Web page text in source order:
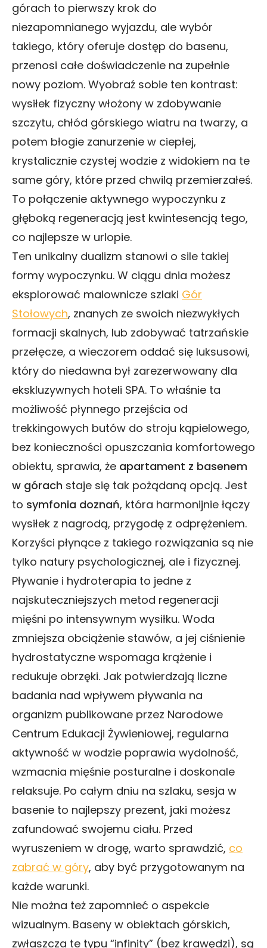
górach to pierwszy krok do
niezapomnianego wyjazdu, ale wybór
takiego, który oferuje dostęp do basenu,
przenosi całe doświadczenie na zupełnie
nowy poziom. Wyobraź sobie ten kontrast:
wysiłek fizyczny włożony w zdobywanie
szczytu, chłód górskiego wiatru na twarzy, a
potem błogie zanurzenie w ciepłej,
krystalicznie czystej wodzie z widokiem na te
same góry, które przed chwilą przemierzałeś.
To połączenie aktywnego wypoczynku z
głęboką regeneracją jest kwintesencją tego,
co najlepsze w urlopie.
Ten unikalny dualizm stanowi o sile takiej
formy wypoczynku. W ciągu dnia możesz
eksplorować malownicze szlaki Gór
Stołowych, znanych ze swoich niezwykłych
formacji skalnych, lub zdobywać tatrzańskie
przełęcze, a wieczorem oddać się luksusowi,
który do niedawna był zarezerwowany dla
ekskluzywnych hoteli SPA. To właśnie ta
możliwość płynnego przejścia od
trekkingowych butów do stroju kąpielowego,
bez konieczności opuszczania komfortowego
obiektu, sprawia, że apartament z basenem
w górach staje się tak pożądaną opcją. Jest
to symfonia doznań, która harmonijnie łączy
wysiłek z nagrodą, przygodę z odprężeniem.
Korzyści płynące z takiego rozwiązania są nie
tylko natury psychologicznej, ale i fizycznej.
Pływanie i hydroterapia to jedne z
najskuteczniejszych metod regeneracji
mięśni po intensywnym wysiłku. Woda
zmniejsza obciążenie stawów, a jej ciśnienie
hydrostatyczne wspomaga krążenie i
redukuje obrzęki. Jak potwierdzają liczne
badania nad wpływem pływania na
organizm publikowane przez Narodowe
Centrum Edukacji Żywieniowej, regularna
aktywność w wodzie poprawia wydolność,
wzmacnia mięśnie posturalne i doskonale
relaksuje. Po całym dniu na szlaku, sesja w
basenie to najlepszy prezent, jaki możesz
zafundować swojemu ciału. Przed
wyruszeniem w drogę, warto sprawdzić, co
zabrać w góry, aby być przygotowanym na
każde warunki.
Nie można też zapomnieć o aspekcie
wizualnym. Baseny w obiektach górskich,
zwłaszcza te typu “infinity” (bez krawędzi), są